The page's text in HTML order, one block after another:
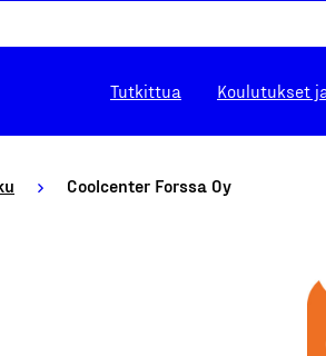
Tutkittua Koulutukset
Coolcenter Forssa Oy